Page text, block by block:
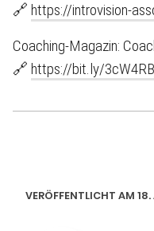
🔗 https://introvision-
Coaching-Magazin:
🔗 https://bit.ly/
VERÖFFENTLICHT AM